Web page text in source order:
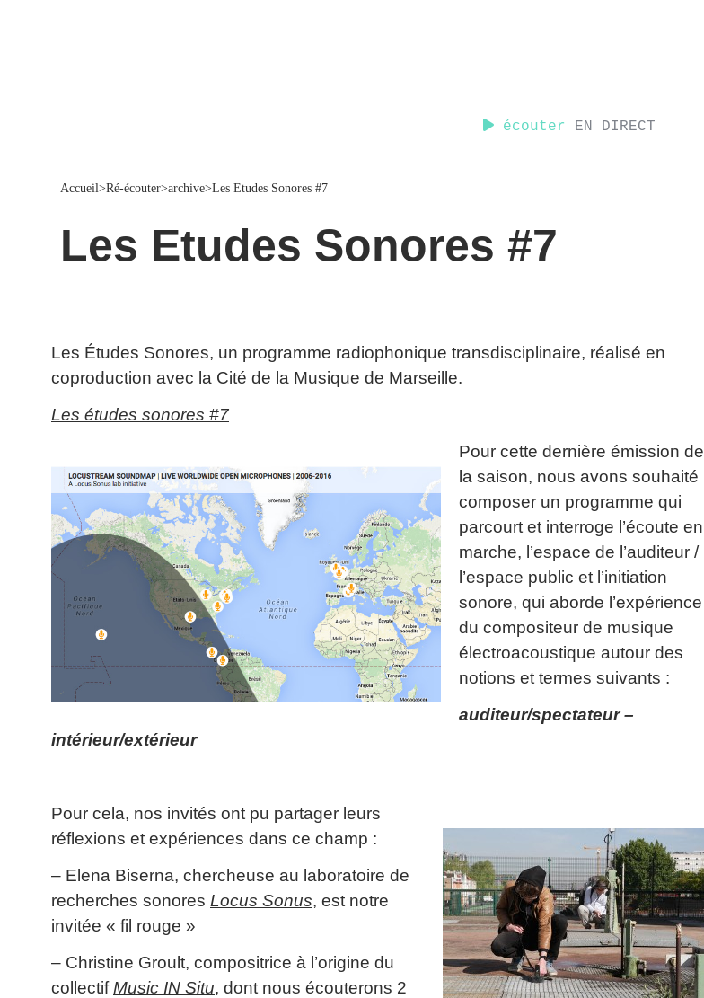
écouter EN DIRECT
Accueil>Ré-écouter>archive>Les Etudes Sonores #7
Les Etudes Sonores #7
Les Études Sonores, un programme radiophonique transdisciplinaire, réalisé en
coproduction avec la Cité de la Musique de Marseille.
Les études sonores #7
Pour cette dernière émission de
la saison, nous avons souhaité
composer un programme qui
parcourt et interroge l’écoute en
marche, l’espace de l’auditeur /
l’espace public et l’initiation
sonore, qui aborde l’expérience
du compositeur de musique
électroacoustique autour des
notions et termes suivants :
auditeur/spectateur –
intérieur/extérieur
Pour cela, nos invités ont pu partager leurs
réflexions et expériences dans ce champ :
– Elena Biserna, chercheuse au laboratoire de
recherches sonores Locus Sonus, est notre
invitée « fil rouge »
– Christine Groult, compositrice à l’origine du
collectifMusic IN Situ, dont nous écouterons 2